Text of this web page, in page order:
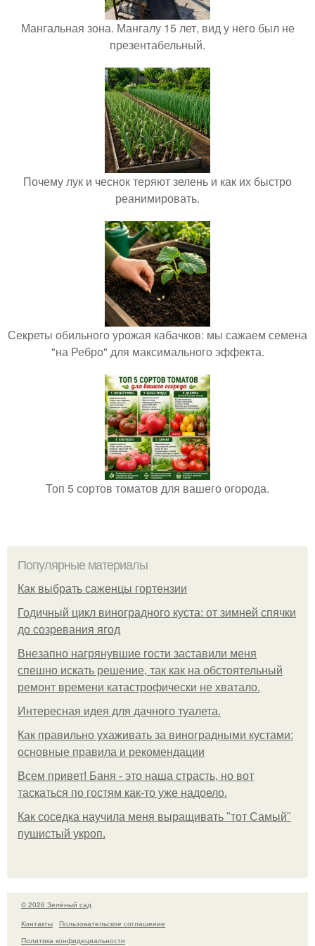
Мангальная зона. Мангалу 15 лет, вид у него был не
презентабельный.
Почему лук и чеснок теряют зелень и как их быстро
реанимировать.
Секреты обильного урожая кабачков: мы сажаем семена
"на Ребро" для максимального эффекта.
Топ 5 сортов томатов для вашего огорода.
Популярные материалы
Как выбрать саженцы гортензии
Годичный цикл виноградного куста: от зимней спячки
до созревания ягод
Внезапно нагрянувшие гости заставили меня
спешно искать решение, так как на обстоятельный
ремонт времени катастрофически не хватало.
Интересная идея для дачного туалета.
Как правильно ухаживать за виноградными кустами:
основные правила и рекомендации
Всем привет! Баня - это наша страсть, но вот
таскаться по гостям как-то уже надоело.
Как соседка научила меня выращивать "тот Самый"
пушистый укроп.
© 2026 Зелёный сад
Контакты
Пользовательское соглашение
Политика конфидециальности